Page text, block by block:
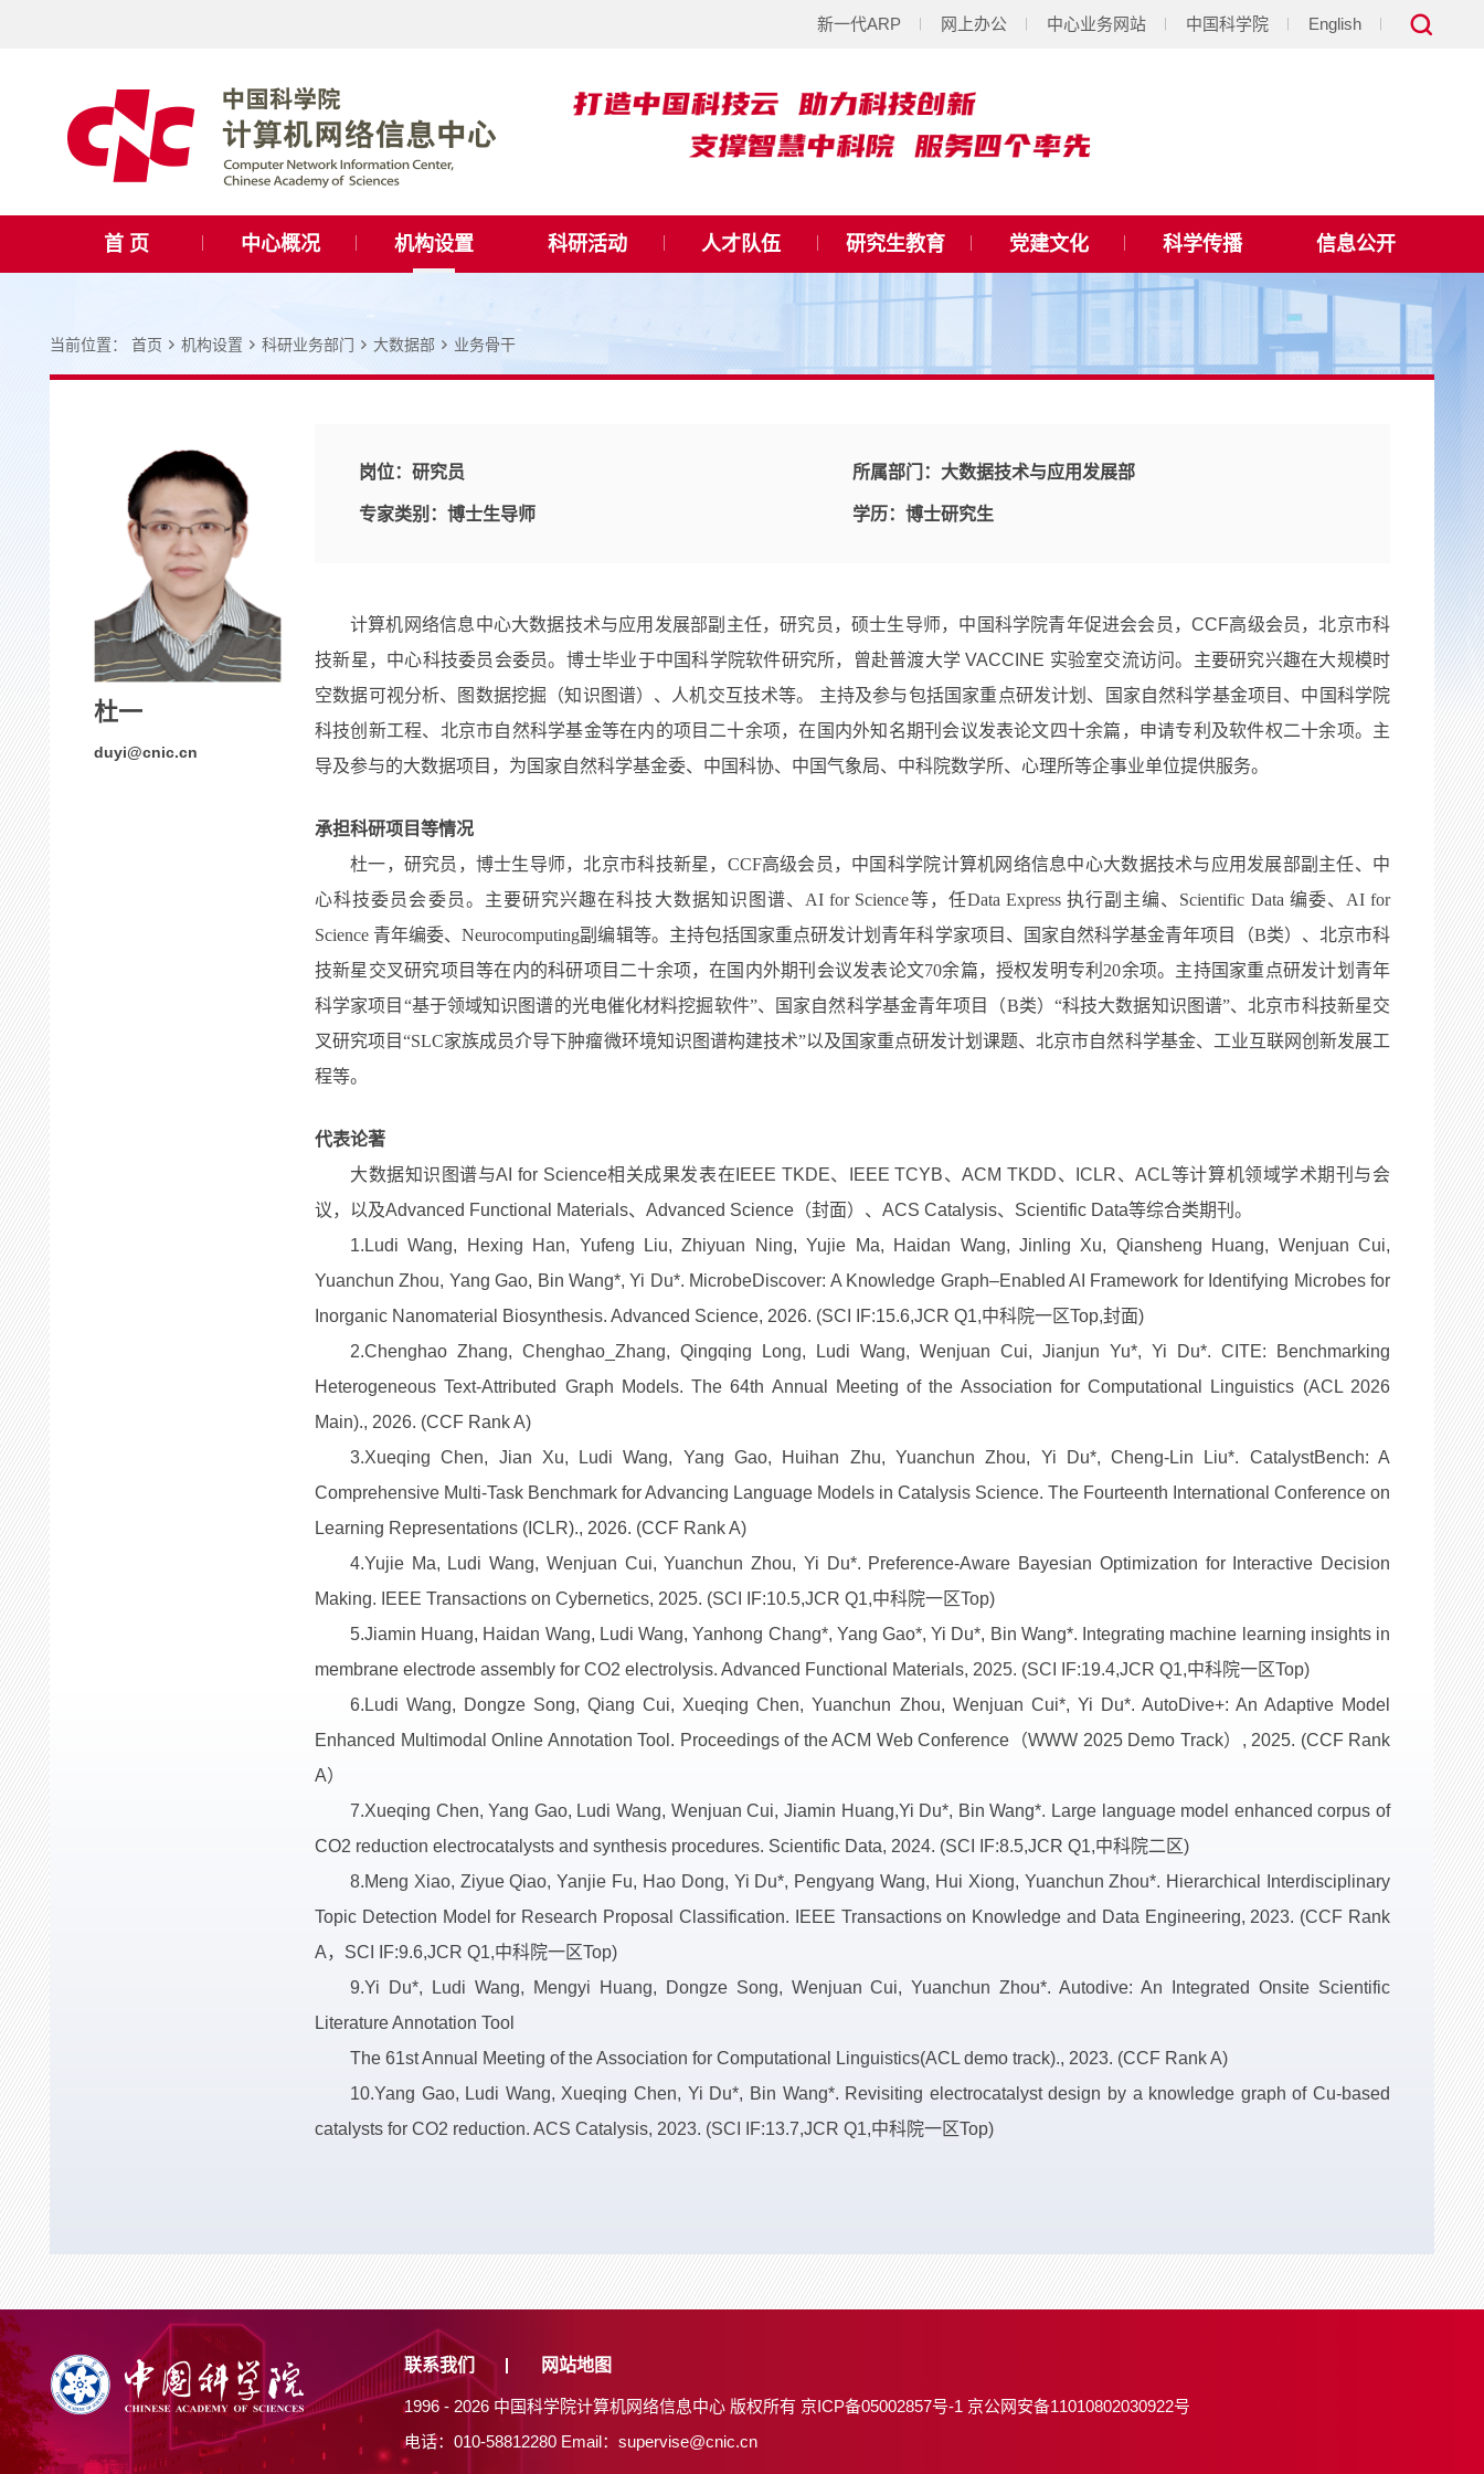
新一代ARP 网上办公 中心业务网站 中国科学院 English
首 页 中心概况 机构设置 科研活动 人才队伍 研究生教育 党建文化 科学传播 信息公开
当前位置： 首页 机构设置 科研业务部门 大数据部 业务骨干
杜一
duyi@cnic.cn
岗位： 研究员 所属部门： 大数据技术与应用发展部
专家类别： 博士生导师 学历： 博士研究生
计算机网络信息中心大数据技术与应用发展部副主任，研究员，硕士生导师，中国科学院青年促进会会员，CCF高级会员，北京市科
技新星，中心科技委员会委员。博士毕业于中国科学院软件研究所，曾赴普渡大学 VACCINE 实验室交流访问。主要研究兴趣在大规模时
空数据可视分析、图数据挖掘（知识图谱）、人机交互技术等。 主持及参与包括国家重点研发计划、国家自然科学基金项目、中国科学院
科技创新工程、北京市自然科学基金等在内的项目二十余项，在国内外知名期刊会议发表论文四十余篇，申请专利及软件权二十余项。主
导及参与的大数据项目，为国家自然科学基金委、中国科协、中国气象局、中科院数学所、心理所等企事业单位提供服务。
承担科研项目等情况
杜一，研究员，博士生导师，北京市科技新星，CCF高级会员，中国科学院计算机网络信息中心大数据技术与应用发展部副主任、中
心科技委员会委员。主要研究兴趣在科技大数据知识图谱、AI for Science等，任Data Express 执行副主编、Scientific Data 编委、AI for
Science 青年编委、Neurocomputing副编辑等。主持包括国家重点研发计划青年科学家项目、国家自然科学基金青年项目（B类）、北京市科
技新星交叉研究项目等在内的科研项目二十余项，在国内外期刊会议发表论文70余篇，授权发明专利20余项。主持国家重点研发计划青年
科学家项目“基于领域知识图谱的光电催化材料挖掘软件”、国家自然科学基金青年项目（B类）“科技大数据知识图谱”、北京市科技新星交
叉研究项目“SLC家族成员介导下肿瘤微环境知识图谱构建技术”以及国家重点研发计划课题、北京市自然科学基金、工业互联网创新发展工
程等。
代表论著
大数据知识图谱与AI for Science相关成果发表在IEEE TKDE、IEEE TCYB、ACM TKDD、ICLR、ACL等计算机领域学术期刊与会
议，以及Advanced Functional Materials、Advanced Science（封面）、ACS Catalysis、Scientific Data等综合类期刊。
1.Ludi Wang, Hexing Han, Yufeng Liu, Zhiyuan Ning, Yujie Ma, Haidan Wang, Jinling Xu, Qiansheng Huang, Wenjuan Cui,
Yuanchun Zhou, Yang Gao, Bin Wang*, Yi Du*. MicrobeDiscover: A Knowledge Graph–Enabled AI Framework for Identifying Microbes for
Inorganic Nanomaterial Biosynthesis. Advanced Science, 2026. (SCI IF:15.6,JCR Q1,中科院一区Top,封面)
2.Chenghao Zhang, Chenghao_Zhang, Qingqing Long, Ludi Wang, Wenjuan Cui, Jianjun Yu*, Yi Du*. CITE: Benchmarking
Heterogeneous Text-Attributed Graph Models. The 64th Annual Meeting of the Association for Computational Linguistics (ACL 2026
Main)., 2026. (CCF Rank A)
3.Xueqing Chen, Jian Xu, Ludi Wang, Yang Gao, Huihan Zhu, Yuanchun Zhou, Yi Du*, Cheng-Lin Liu*. CatalystBench: A
Comprehensive Multi-Task Benchmark for Advancing Language Models in Catalysis Science. The Fourteenth International Conference on
Learning Representations (ICLR)., 2026. (CCF Rank A)
4.Yujie Ma, Ludi Wang, Wenjuan Cui, Yuanchun Zhou, Yi Du*. Preference-Aware Bayesian Optimization for Interactive Decision
Making. IEEE Transactions on Cybernetics, 2025. (SCI IF:10.5,JCR Q1,中科院一区Top)
5.Jiamin Huang, Haidan Wang, Ludi Wang, Yanhong Chang*, Yang Gao*, Yi Du*, Bin Wang*. Integrating machine learning insights in
membrane electrode assembly for CO2 electrolysis. Advanced Functional Materials, 2025. (SCI IF:19.4,JCR Q1,中科院一区Top)
6.Ludi Wang, Dongze Song, Qiang Cui, Xueqing Chen, Yuanchun Zhou, Wenjuan Cui*, Yi Du*. AutoDive+: An Adaptive Model
Enhanced Multimodal Online Annotation Tool. Proceedings of the ACM Web Conference（WWW 2025 Demo Track）, 2025. (CCF Rank
A）
7.Xueqing Chen, Yang Gao, Ludi Wang, Wenjuan Cui, Jiamin Huang,Yi Du*, Bin Wang*. Large language model enhanced corpus of
CO2 reduction electrocatalysts and synthesis procedures. Scientific Data, 2024. (SCI IF:8.5,JCR Q1,中科院二区)
8.Meng Xiao, Ziyue Qiao, Yanjie Fu, Hao Dong, Yi Du*, Pengyang Wang, Hui Xiong, Yuanchun Zhou*. Hierarchical Interdisciplinary
Topic Detection Model for Research Proposal Classification. IEEE Transactions on Knowledge and Data Engineering, 2023. (CCF Rank
A，SCI IF:9.6,JCR Q1,中科院一区Top)
9.Yi Du*, Ludi Wang, Mengyi Huang, Dongze Song, Wenjuan Cui, Yuanchun Zhou*. Autodive: An Integrated Onsite Scientific
Literature Annotation Tool
The 61st Annual Meeting of the Association for Computational Linguistics(ACL demo track)., 2023. (CCF Rank A)
10.Yang Gao, Ludi Wang, Xueqing Chen, Yi Du*, Bin Wang*. Revisiting electrocatalyst design by a knowledge graph of Cu-based
catalysts for CO2 reduction. ACS Catalysis, 2023. (SCI IF:13.7,JCR Q1,中科院一区Top)
联系我们 网站地图
1996 - 2026 中国科学院计算机网络信息中心 版权所有 京ICP备05002857号-1 京公网安备11010802030922号
电话：010-58812280 Email：supervise@cnic.cn